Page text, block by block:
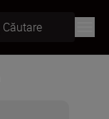
Căutare